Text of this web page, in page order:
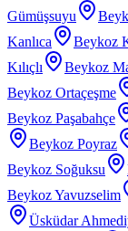
Gümüşsuyu
Kanlıca
Beykoz
Kılıçlı
Beykoz
Beykoz Ortaçeşme
Beykoz Paşabahçe
Beykoz Poyraz
Beykoz Soğuksu
Beykoz Yavuzselim
Üsküdar